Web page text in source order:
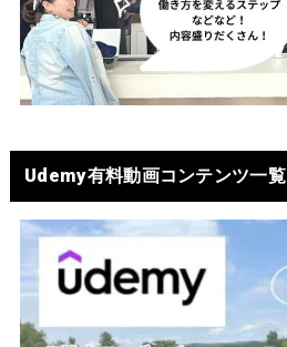
Udemy有料動画コンテンツ一覧